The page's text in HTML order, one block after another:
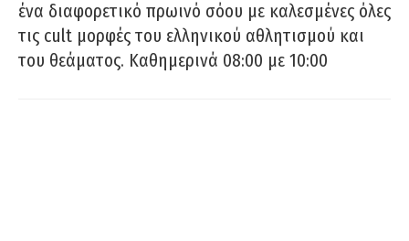
ένα διαφορετικό πρωινό σόου με καλεσμένες όλες
τις cult μορφές του ελληνικού αθλητισμού και
του θεάματος. Καθημερινά 08:00 με 10:00